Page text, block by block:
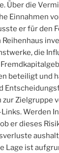
Über die
Einnahmen
er für den
die
beteiligt und
Zielgruppe
Werden
er dieses
Lage ist